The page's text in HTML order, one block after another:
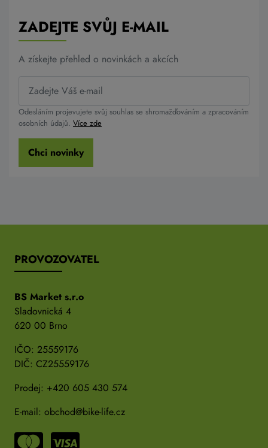
ZADEJTE SVŮJ E-MAIL
A získejte přehled o novinkách a akcích
Odesláním projevujete svůj souhlas se shromažďováním a zpracováním
osobních údajů. Více zde
Chci novinky
PROVOZOVATEL
BS Market s.r.o
Sladovnická 4
620 00 Brno
IČO: 25559176
DIČ: CZ25559176
Prodej: +420 605 430 574
E-mail: obchod@bike-life.cz